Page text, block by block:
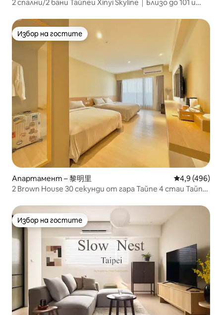
2 спални/2 бани Тайпеи Xinyi Skyline｜Близо до 101 и
Избор на гостите
Избор на гостите
Апартамент – 黎明里 Средна
4,9 (496)
2 Brown House 30 секунди от гара Тайпе 4 стаи Тайпе
Избор на гостите
Избор на гостите